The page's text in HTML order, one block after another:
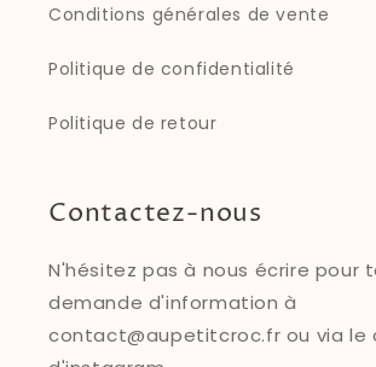
Conditions générales de vente
Politique de confidentialité
Politique de retour
Contactez-nous
N'hésitez pas à nous écrire pour
demande d'information à
contact@aupetitcroc.fr ou via le